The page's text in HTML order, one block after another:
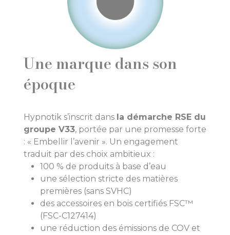
Une marque dans son
époque
Hypnotik s’inscrit dans la démarche RSE du
groupe V33, portée par une promesse forte
: « Embellir l’avenir ». Un engagement
traduit par des choix ambitieux :
100 % de produits à base d’eau
une sélection stricte des matières
premières (sans SVHC)
des accessoires en bois certifiés FSC™
(FSC-C127414)
une réduction des émissions de COV et